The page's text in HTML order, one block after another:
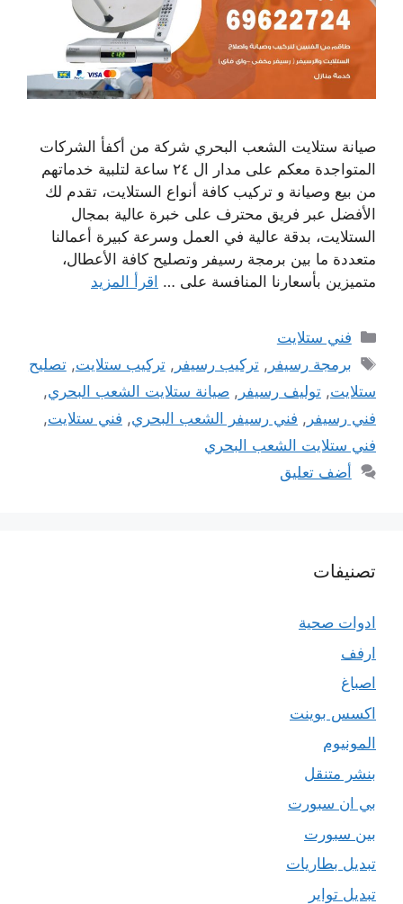
صيانة ستلايت الشعب البحري شركة من أكفأ الشركات
المتواجدة معكم على مدار ال ٢٤ ساعة لتلبية خدماتهم
من بيع وصيانة و تركيب كافة أنواع الستلايت، تقدم لك
الأفضل عبر فريق محترف على خبرة عالية بمجال
الستلايت، بدقة عالية في العمل وسرعة كبيرة أعمالنا
متعددة ما بين برمجة رسيفر وتصليح كافة الأعطال،
متميزين بأسعارنا المنافسة على … اقرأ المزيد
التصنيفات
فني ستلايت
الوسوم
برمجة رسيفر ,تركيب رسيفر ,تركيب ستلايت,تصليح
ستلايت, توليف رسيفر , صيانة ستلايت الشعب البحري,
فني رسيفر , فني رسيفر الشعب البحري, فني ستلايت,
فني ستلايت الشعب البحري
أضف تعليق
تصنيفات
ادوات صحية
ارفف
اصباغ
اكسس بوينت
المونيوم
بنشر متنقل
بي ان سبورت
بين سبورت
تبديل بطاريات
تبديل تواير